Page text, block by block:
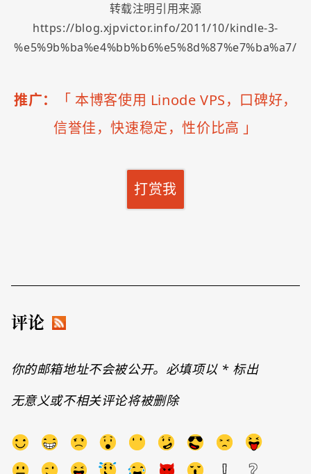
转载注明引用来源
https://blog.xjpvictor.info/2011/10/kindle-3-
%e5%9b%ba%e4%bb%b6%e5%8d%87%e7%ba%a7/
推广： 「 本博客使用 Linode VPS，口碑好，
信誉佳，快速稳定，性价比高 」
打赏我
评论
你的邮箱地址不会被公开。必填项以 *标出
无意义或不相关评论将被删除